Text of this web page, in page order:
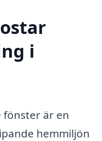
i
fönster är en
hemmiljön